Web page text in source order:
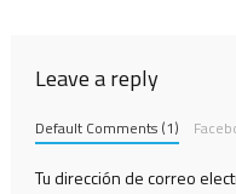
Leave a reply
Default Comments (1)
Tu dirección de correo